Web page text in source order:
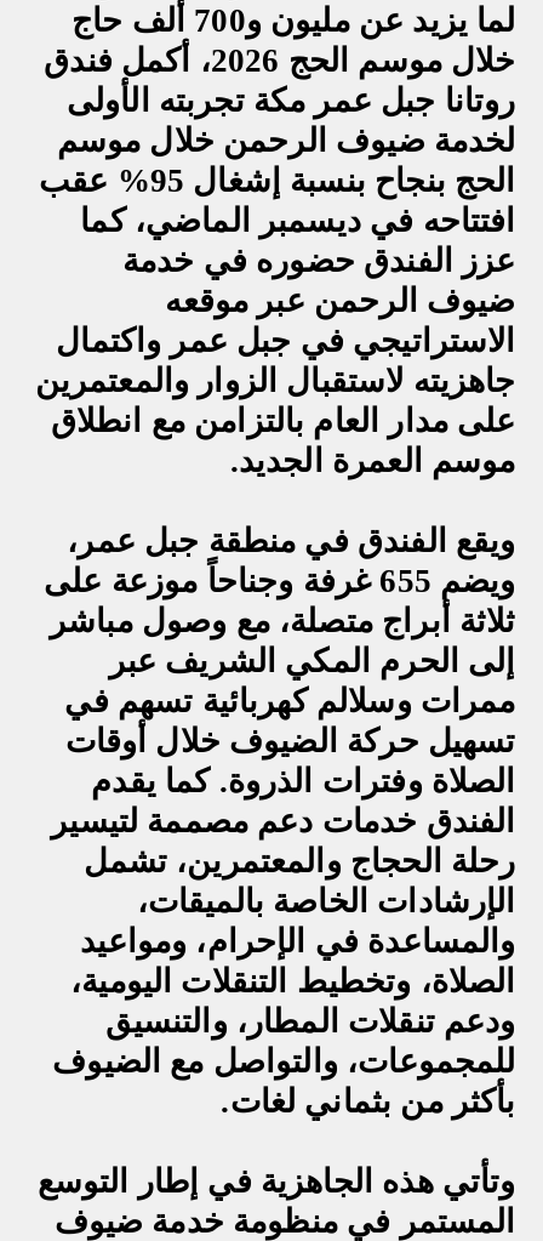
لما يزيد عن مليون و700 ألف حاج
خلال موسم الحج 2026، أكمل فندق
روتانا جبل عمر مكة تجربته الأولى
لخدمة ضيوف الرحمن خلال موسم
الحج بنجاح بنسبة إشغال 95% عقب
افتتاحه في ديسمبر الماضي، كما
عزز الفندق حضوره في خدمة
ضيوف الرحمن عبر موقعه
الاستراتيجي في جبل عمر واكتمال
جاهزيته لاستقبال الزوار والمعتمرين
على مدار العام بالتزامن مع انطلاق
موسم العمرة الجديد.
ويقع الفندق في منطقة جبل عمر،
ويضم 655 غرفة وجناحاً موزعة على
ثلاثة أبراج متصلة، مع وصول مباشر
إلى الحرم المكي الشريف عبر
ممرات وسلالم كهربائية تسهم في
تسهيل حركة الضيوف خلال أوقات
الصلاة وفترات الذروة. كما يقدم
الفندق خدمات دعم مصممة لتيسير
رحلة الحجاج والمعتمرين، تشمل
الإرشادات الخاصة بالميقات،
والمساعدة في الإحرام، ومواعيد
الصلاة، وتخطيط التنقلات اليومية،
ودعم تنقلات المطار، والتنسيق
للمجموعات، والتواصل مع الضيوف
بأكثر من بثماني لغات.
وتأتي هذه الجاهزية في إطار التوسع
المستمر في منظومة خدمة ضيوف